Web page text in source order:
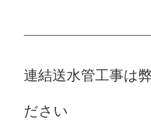
連結送水管工事は
ださい